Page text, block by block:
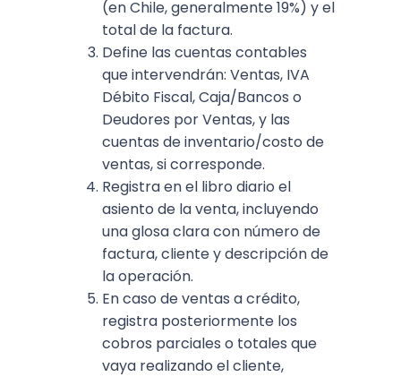
(en Chile, generalmente 19%) y el
total de la factura.​
Define las cuentas contables
que intervendrán: Ventas, IVA
Débito Fiscal, Caja/Bancos o
Deudores por Ventas, y las
cuentas de inventario/costo de
ventas, si corresponde.​
Registra en el libro diario el
asiento de la venta, incluyendo
una glosa clara con número de
factura, cliente y descripción de
la operación.​
En caso de ventas a crédito,
registra posteriormente los
cobros parciales o totales que
vaya realizando el cliente,